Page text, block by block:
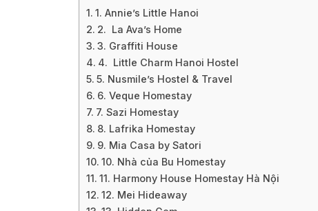
1. Annie’s Little Hanoi
2. La Ava’s Home
3. Graffiti House
4. Little Charm Hanoi Hostel
5. Nusmile’s Hostel & Travel
6. Veque Homestay
7. Sazi Homestay
8. Lafrika Homestay
9. Mia Casa by Satori
10. Nhà của Bu Homestay
11. Harmony House Homestay Hà Nội
12. Mei Hideaway